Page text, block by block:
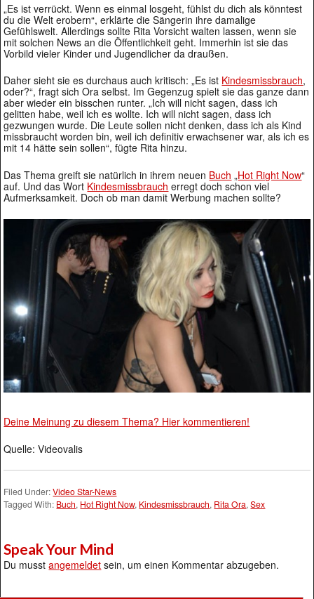
„Es ist verrückt. Wenn es einmal losgeht, fühlst du dich als könntest
du die Welt erobern“, erklärte die Sängerin ihre damalige
Gefühlswelt. Allerdings sollte Rita Vorsicht walten lassen, wenn sie
mit solchen News an die Öffentlichkeit geht. Immerhin ist sie das
Vorbild vieler Kinder und Jugendlicher da draußen.
Daher sieht sie es durchaus auch kritisch: „Es ist Kindesmissbrauch,
oder?“, fragt sich Ora selbst. Im Gegenzug spielt sie das ganze dann
aber wieder ein bisschen runter. „Ich will nicht sagen, dass ich
gelitten habe, weil ich es wollte. Ich will nicht sagen, dass ich
gezwungen wurde. Die Leute sollen nicht denken, dass ich als Kind
missbraucht worden bin, weil ich definitiv erwachsener war, als ich es
mit 14 hätte sein sollen“, fügte Rita hinzu.
Das Thema greift sie natürlich in ihrem neuen Buch „Hot Right Now“
auf. Und das Wort Kindesmissbrauch erregt doch schon viel
Aufmerksamkeit. Doch ob man damit Werbung machen sollte?
Deine Meinung zu diesem Thema? Hier kommentieren!
Quelle: Videovalis
Filed Under:Video Star-News
Tagged With: Buch, Hot Right Now, Kindesmissbrauch, Rita Ora,Sex
Speak Your Mind
Du musstangemeldet sein, um einen Kommentar abzugeben.